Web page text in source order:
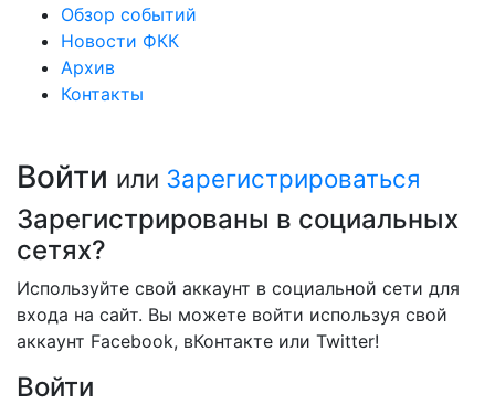
Обзор событий
Новости ФКК
Архив
Контакты
Войти или Зарегистрироваться
Зарегистрированы в социальных
сетях?
Используйте свой аккаунт в социальной сети для
входа на сайт. Вы можете войти используя свой
аккаунт Facebook, вКонтакте или Twitter!
Войти